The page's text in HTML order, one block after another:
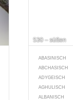
530 – süßen
ABASINISCH
ABCHASISCH
ADYGEISCH
AGHULISCH
ALBANISCH